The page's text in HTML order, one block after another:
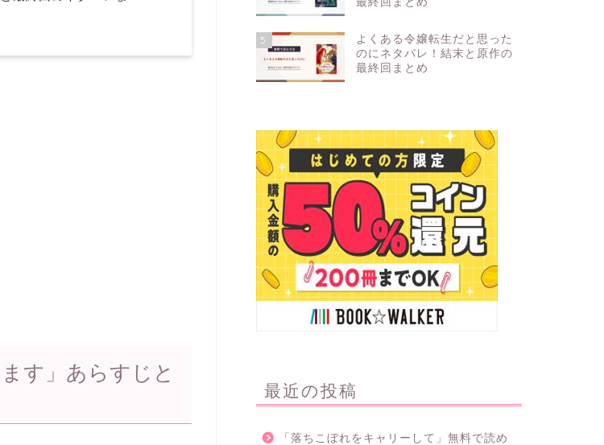
す」あらすじと
5
よくある令嬢転生だと思った
のにネタバレ！結末と原作の
最終回まとめ
最近の投稿
「落ちこぼれをキャリーして」無料で読め